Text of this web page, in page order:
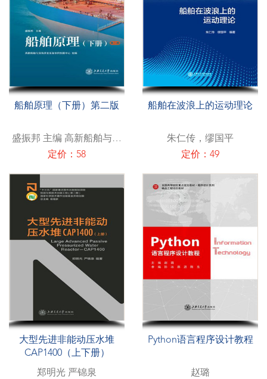
船舶原理（下册）第二版
盛振邦 主编 高新船舶与深
海开发装备协同创新中心
定价：58
船舶在波浪上的运动理论
朱仁传，缪国平
定价：49
大型先进非能动压水堆
CAP1400（上下册）
郑明光 严锦泉
Python语言程序设计教程
赵璐